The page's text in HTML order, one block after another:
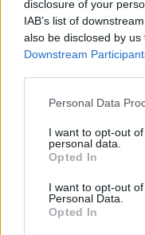
disclosure of your
IAB’s list of
also be disclosed by
Downstream
Personal Data
I want to opt-out
personal data.
Opted In
I want to opt-out
Personal Data.
Opted In
Raktažodžiai
Komentarai
Rašyti